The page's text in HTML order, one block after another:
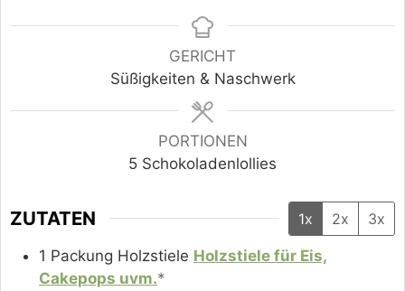
GERICHT
Süßigkeiten & Naschwerk
PORTIONEN
5 Schokoladenlollies
ZUTATEN 1x 2x 3x
1 Packung Holzstiele Holzstiele für Eis,
Cakepops uvm.*